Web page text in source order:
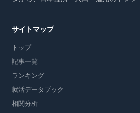
サイトマップ
トップ
記事一覧
ランキング
就活データブック
相関分析